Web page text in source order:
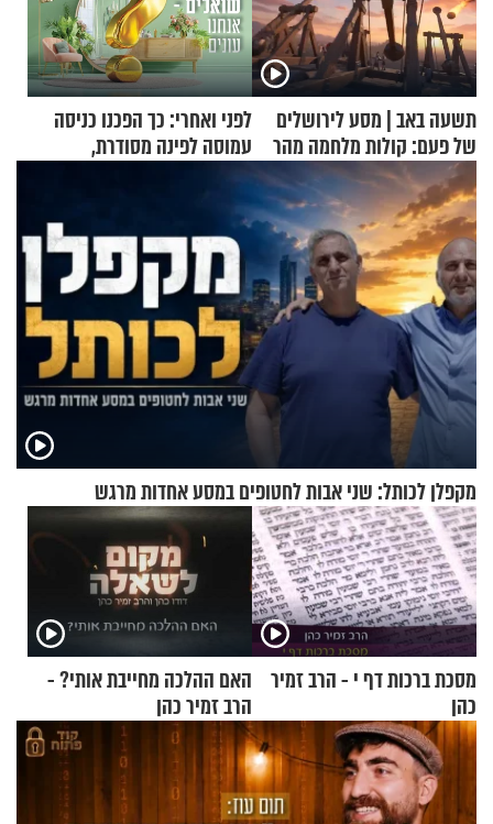
תשעה באב | מסע לירושלים
של פעם: קולות מלחמה מהר
הזיתים
לפני ואחרי: כך הפכנו כניסה
עמוסה לפינה מסודרת,
שימושית ומזמינה
מקפלן לכותל: שני אבות לחטופים במסע אחדות מרגש
מסכת ברכות דף י - הרב זמיר
כהן
האם ההלכה מחייבת אותי? -
הרב זמיר כהן